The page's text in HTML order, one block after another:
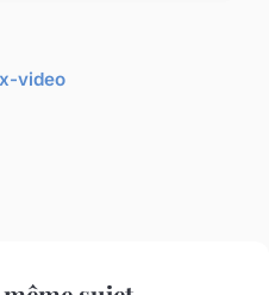
video